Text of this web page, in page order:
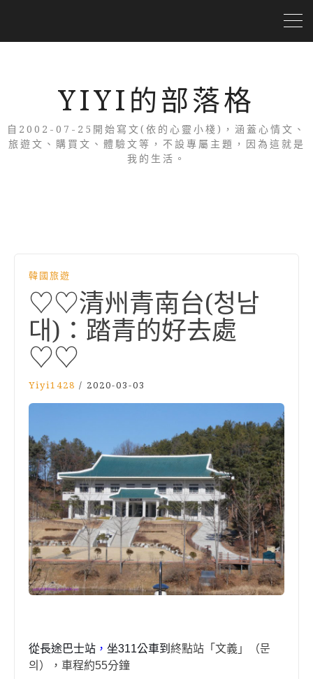
YIYI的部落格
自2002-07-25開始寫文(依的心靈小棧)，涵蓋心情文、
旅遊文、購買文、體驗文等，不設專屬主題，因為這就是
我的生活。
韓國旅遊
♡♡清州青南台(청남
대)：踏青的好去處
♡♡
Yiyi1428 / 2020-03-03
從長途巴士站 ， 坐311公車到 終點站「文義」（문
의 ），車程約55分鐘